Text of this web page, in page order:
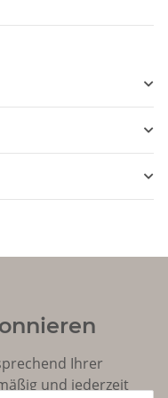
Ihrer
und jederzeit